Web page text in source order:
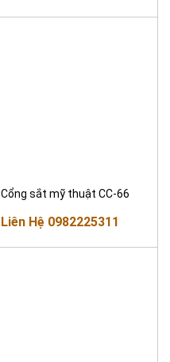
Cổng sắt mỹ thuật CC-66
Liên Hệ 0982225311